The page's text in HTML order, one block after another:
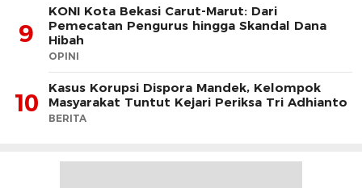
9
KONI Kota Bekasi Carut-Marut: Dari
Pemecatan Pengurus hingga Skandal Dana
Hibah
OPINI
10
Kasus Korupsi Dispora Mandek, Kelompok
Masyarakat Tuntut Kejari Periksa Tri Adhianto
BERITA